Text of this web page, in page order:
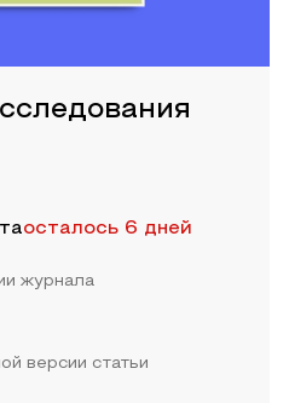
осталось 6 дней
журнала
версии статьи